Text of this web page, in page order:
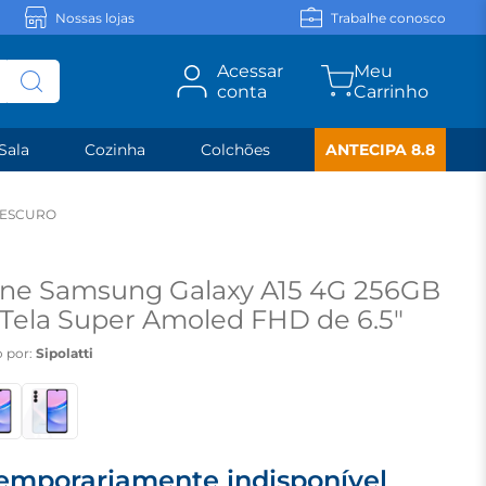
Nossas lojas Trabalhe conosco
Acessar
conta
Cozinha Colchões ANTECIPA 8.8
Samsung Galaxy A15 4G 256GB
Super Amoled FHD de 6.5"
- Azul Escuro
por: Sipolatti